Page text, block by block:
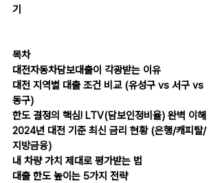
기
목차
대전자동차담보대출이 각광받는 이유
대전 지역별 대출 조건 비교 (유성구 vs 서구 vs
동구)
한도 결정의 핵심! LTV(담보인정비율) 완벽 이해
2024년 대전 기준 최신 금리 현황 (은행/캐피탈/
지방금융)
내 차량 가치 제대로 평가받는 법
대출 한도 높이는 5가지 전략